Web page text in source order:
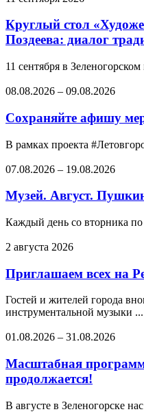
Круглый стол
Поздеева: диалог
11 сентября в
08.08.2026 – 09.08.2026
Сохраняйте афишу
В рамках проекта
07.08.2026 – 19.08.2026
Музей. Август.
Каждый день со вторника по
2 августа 2026
Приглашаем всех на
Гостей и жителей города
инструментальной музыки ...
01.08.2026 – 31.08.2026
Масштабная
продолжается!
В августе в Зеленогорске